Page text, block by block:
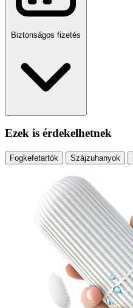
Biztonságos fizetés
Ezek is érdekelhetnek
Fogkefetartók Szájzuhanyok